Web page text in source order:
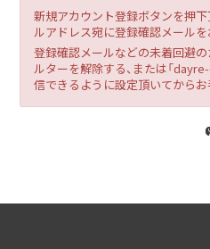
新規アカウント登録ボタンを押
ルアドレス宛に登録確認メールを
登録確認メールなどの未着回避の
ルターを解除する、または「
信できるように設定頂いてからお